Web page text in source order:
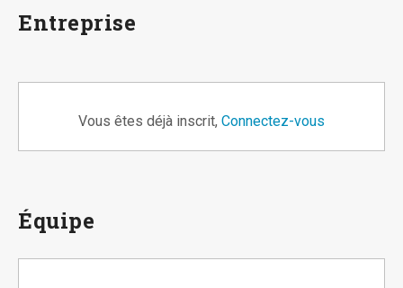
Entreprise
Vous êtes déjà inscrit, Connectez-vous
Équipe